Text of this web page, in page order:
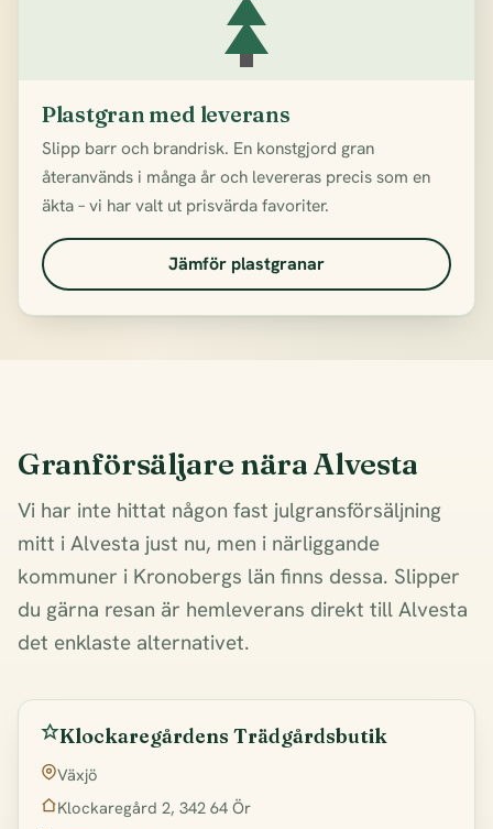
Plastgran med leverans
Slipp barr och brandrisk. En konstgjord gran
återanvänds i många år och levereras precis som en
äkta – vi har valt ut prisvärda favoriter.
Jämför plastgranar
Granförsäljare nära Alvesta
Vi har inte hittat någon fast julgransförsäljning
mitt i Alvesta just nu, men i närliggande
kommuner i Kronobergs län finns dessa. Slipper
du gärna resan är hemleverans direkt till Alvesta
det enklaste alternativet.
Klockaregårdens Trädgårdsbutik
Växjö
Klockaregård 2, 342 64 Ör